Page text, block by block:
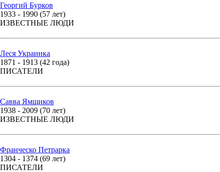
Георгий Бурков
1933 - 1990 (57 лет)
ИЗВЕСТНЫЕ ЛЮДИ
Леся Украинка
1871 - 1913 (42 года)
ПИСАТЕЛИ
Савва Ямщиков
1938 - 2009 (70 лет)
ИЗВЕСТНЫЕ ЛЮДИ
Франческо Петрарка
1304 - 1374 (69 лет)
ПИСАТЕЛИ